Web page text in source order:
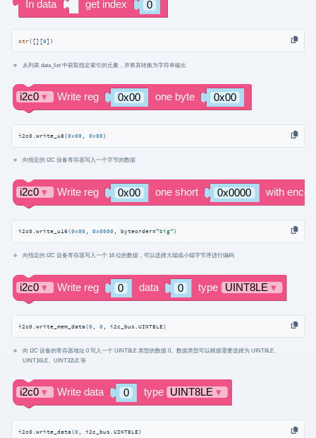
str([][0])
从列表 data_list 中获取指定索引的元素，并将其转换为字符串输出
i2c0.write_u8(0x00 , 0x00)
向指定的 I2C 设备寄存器写入一个字节的数据
i2c0.write_u16(0x00 , 0x0000 , byteorder="big" )
向指定的 I2C 设备寄存器写入一个 16 位的数据，可以选择大端或小端字节序进行编码
i2c0.write_mem_data(0 , 0 , i2c_bus.UINT8LE)
向 I2C 设备的寄存器地址 0 写入一个 UINT8LE 类型的数据 0。数据类型可以根据需要选择为 UINT8LE、
UINT16LE、UINT32LE 等
i2c0.write_data(0 , i2c_bus.UINT8LE)